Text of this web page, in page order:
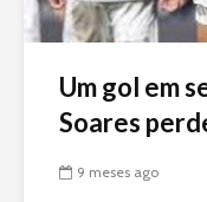
Um gol em
Soares
9 meses ago